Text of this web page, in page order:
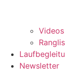
Newsletter